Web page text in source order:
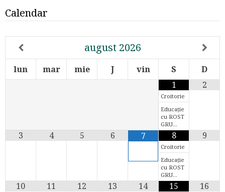
Calendar
august 2026
lun mar mie J vin S
D
1
Croitorie
Educație
cu ROST
GRU…
2
3 4 5 6 7 8
Croitorie
Educație
cu ROST
GRU…
9
10 11 12 13 14 15 16